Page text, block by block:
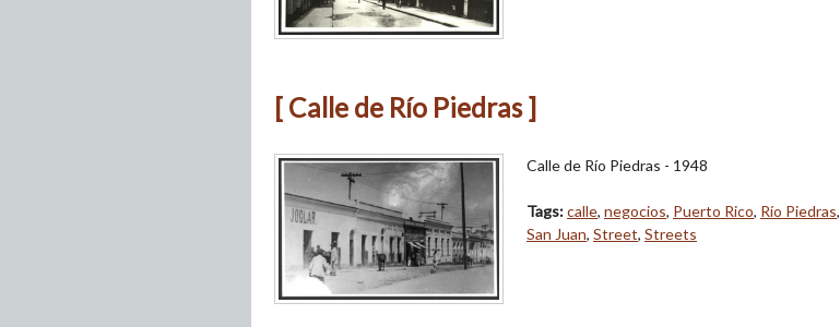
[ Calle de Río Piedras ]
Calle de Río Piedras - 1948
Tags:calle, negocios, Puerto Rico, Río Piedras,
San Juan, Street, Streets